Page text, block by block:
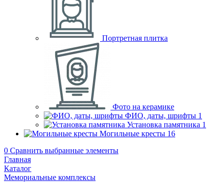
Портретная плитка
Фото на керамике
ФИО, даты, шрифты 1
Установка памятника 1
Могильные кресты 16
0 Сравнить выбранные элементы
Главная
Каталог
Мемориальные комплексы